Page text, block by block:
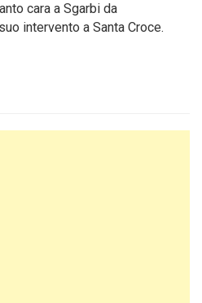
cara a Sgarbi da
intervento a Santa Croce.